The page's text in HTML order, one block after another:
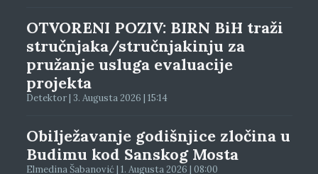
OTVORENI POZIV: BIRN BiH traži
stručnjaka/stručnjakinju za
pružanje usluga evaluacije
projekta
Detektor | 3. Augusta 2026 | 15:14
Obilježavanje godišnjice zločina u
Budimu kod Sanskog Mosta
Elmedina Šabanović | 1. Augusta 2026 | 08:00